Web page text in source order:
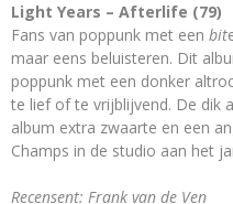
Light Years – Afterlife (79)
Fans van poppunk met een bit
maar eens beluisteren. Dit
poppunk met een donker
te lief of te vrijblijvend. De dik
album extra zwaarte en een
Champs in de studio aan het
Recensent: Frank van de Ven